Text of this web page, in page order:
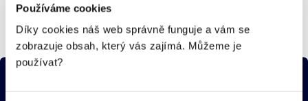
Používáme cookies
Díky cookies náš web správně funguje a vám se
zobrazuje obsah, který vás zajímá. Můžeme je
používat?